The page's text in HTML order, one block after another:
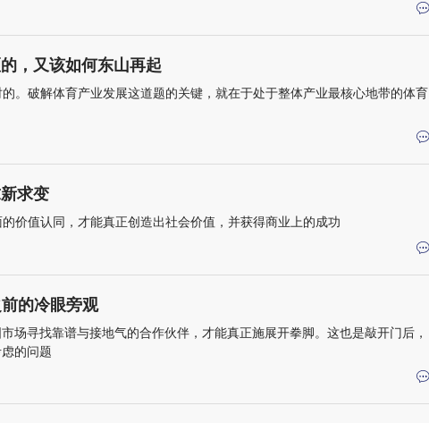
，又该如何东山再起
。破解体育产业发展这道题的关键，就在于处于整体产业最核心地带的体育
求变
价值认同，才能真正创造出社会价值，并获得商业上的成功
的冷眼旁观
场寻找靠谱与接地气的合作伙伴，才能真正施展开拳脚。这也是敲开门后，
的问题